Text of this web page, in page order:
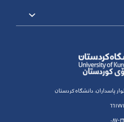
پاسداران، دانشگاه کردستان